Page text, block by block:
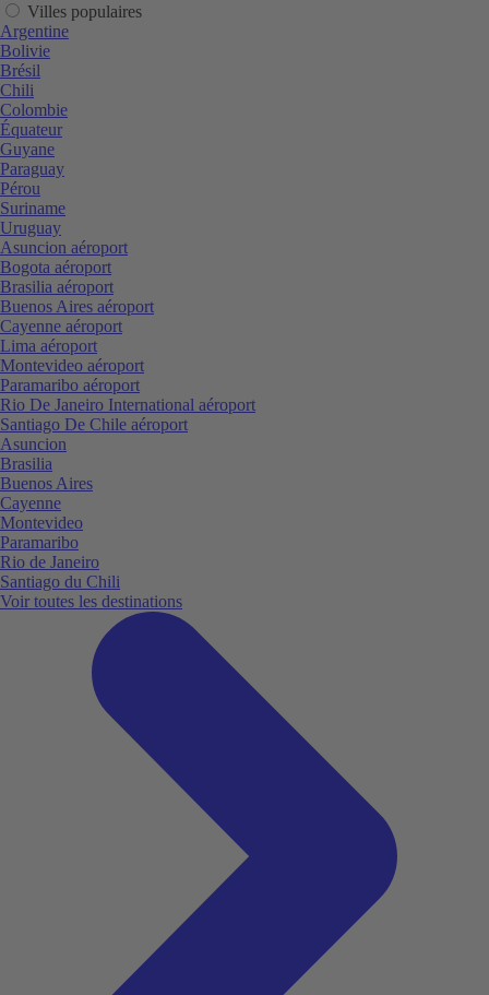
Villes populaires
Argentine
Bolivie
Brésil
Chili
Colombie
Équateur
Guyane
Paraguay
Pérou
Suriname
Uruguay
Asuncion aéroport
Bogota aéroport
Brasilia aéroport
Buenos Aires aéroport
Cayenne aéroport
Lima aéroport
Montevideo aéroport
Paramaribo aéroport
Rio De Janeiro International aéroport
Santiago De Chile aéroport
Asuncion
Brasilia
Buenos Aires
Cayenne
Montevideo
Paramaribo
Rio de Janeiro
Santiago du Chili
Voir toutes les destinations